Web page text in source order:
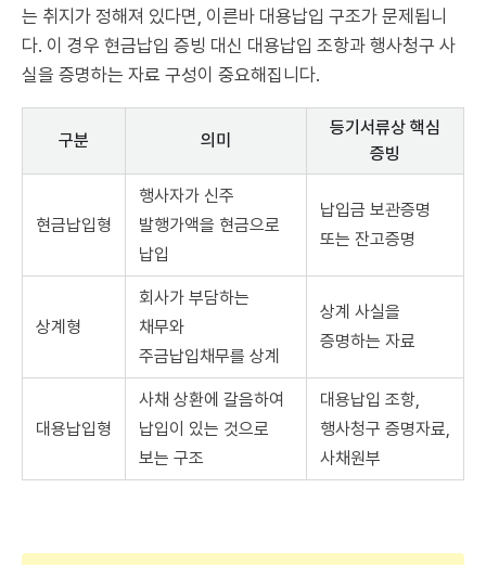
는 취지가 정해져 있다면, 이른바 대용납입 구조가 문제됩니
다. 이 경우 현금납입 증빙 대신 대용납입 조항과 행사청구 사
실을 증명하는 자료 구성이 중요해집니다.
구분 의미
등기서류상 핵심
증빙
현금납입형
행사자가 신주
발행가액을 현금으로
납입
납입금 보관증명
또는 잔고증명
상계형
회사가 부담하는
채무와
주금납입채무를 상계
상계 사실을
증명하는 자료
대용납입형
사채 상환에 갈음하여
납입이 있는 것으로
보는 구조
대용납입 조항,
행사청구 증명자료,
사채원부